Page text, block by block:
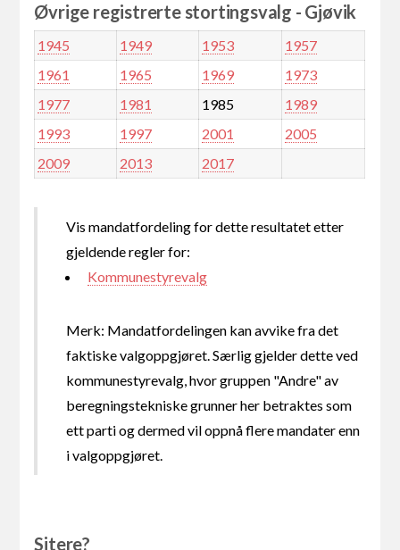
Øvrige registrerte stortingsvalg - Gjøvik
1945 1949 1953
1957
1961
1965 1969
1973
1977
1981 1985
1989
1993
1997 2001
2005
2009
2013 2017
Vis mandatfordeling for dette resultatet etter
gjeldende regler for:
Kommunestyrevalg
Merk: Mandatfordelingen kan avvike fra det
faktiske valgoppgjøret. Særlig gjelder dette ved
kommunestyrevalg, hvor gruppen "Andre" av
beregningstekniske grunner her betraktes som
ett parti og dermed vil oppnå flere mandater enn
i valgoppgjøret.
Sitere?